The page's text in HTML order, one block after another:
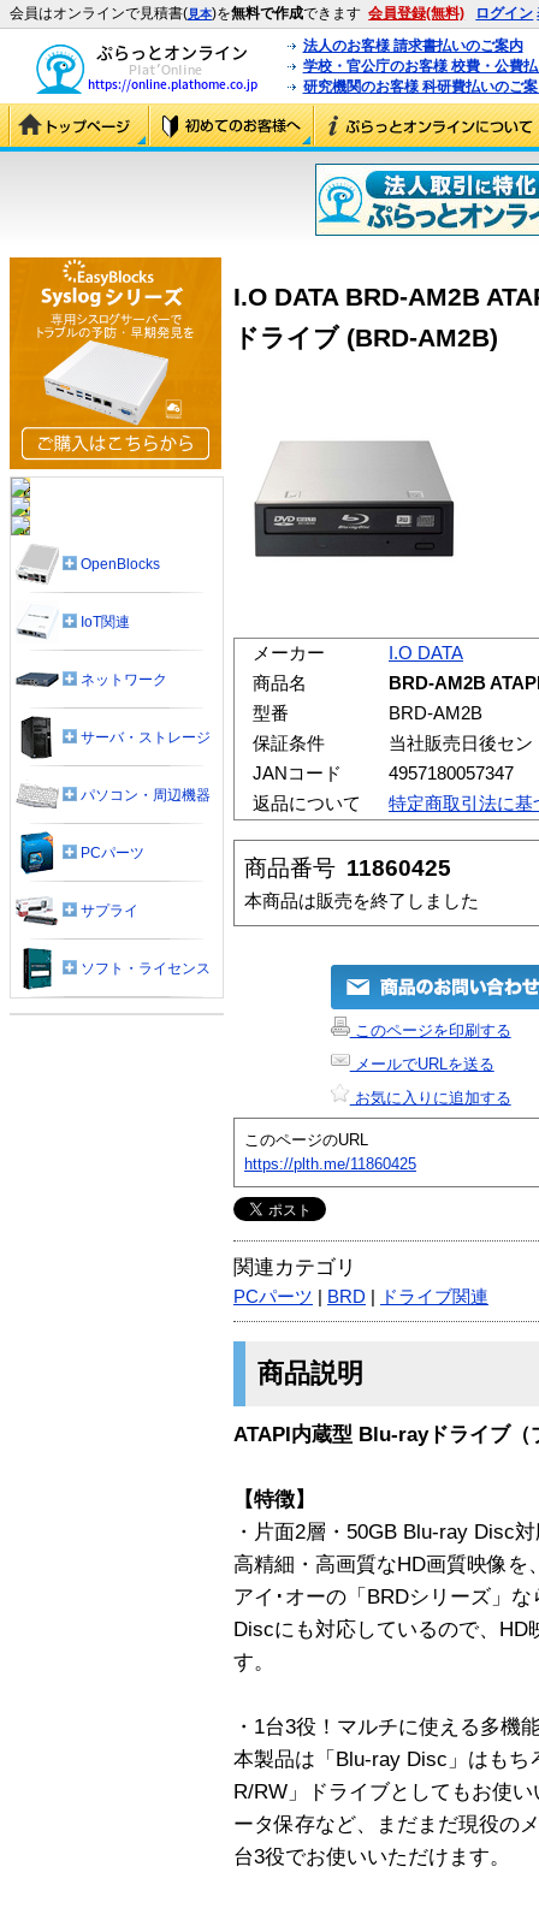
会員はオンラインで見積書(見本)を無料で作成できます 会員登録(無料) ログイン
法人のお客様 請求書払いのご案内
学校・官公庁のお客様 校費・公費
研究機関のお客様 科研費払いのご
I.O DATA BRD-AM2B
ドライブ (BRD-AM2B)
メーカー
I.O DATA
商品名
BRD-AM2B
型番
BRD-AM2B
保証条件
当社販売日後セ
JANコード
4957180057347
返品について
特定商取引法に基
商品番号 11860425
本商品は販売を終了しました
このページを印刷する
メールでURLを送る
お気に入りに追加する
このページのURL
https://plth.me/11860425
関連カテゴリ
PCパーツ BRD ドライブ関連
商品説明
ATAPI内蔵型 Blu-rayドライブ（
【特徴】
・片面2層・50GB Blu-ray Disc
高精細・高画質なHD画質映像
アイ･オーの「BRDシリーズ」
Discにも対応しているので、
す。
・1台3役！マルチに使える多機
本製品は「Blu-ray Disc」はもち
R/RW」ドライブとしてもお使
ータ保存など、まだまだ現役の
台3役でお使いいただけます。
OpenBlocks
IoT関連
ネットワーク
サーバ・ストレージ
パソコン・周辺機器
PCパーツ
サプライ
ソフト・ライセンス